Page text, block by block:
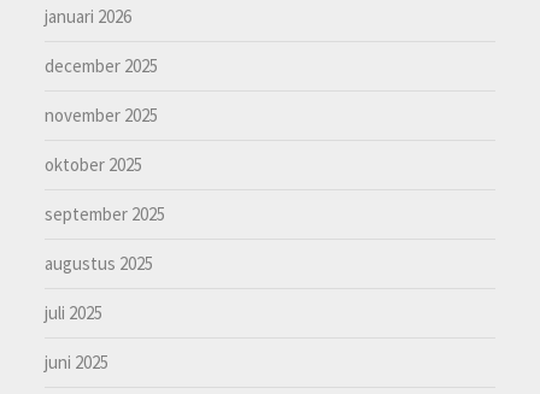
januari 2026
december 2025
november 2025
oktober 2025
september 2025
augustus 2025
juli 2025
juni 2025